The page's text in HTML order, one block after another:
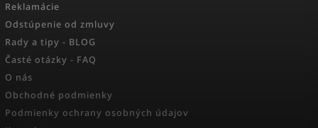
Reklamácie
Odstúpenie od zmluvy
Rady a tipy - BLOG
Časté otázky - FAQ
O nás
Obchodné podmienky
Podmienky ochrany osobných údajov